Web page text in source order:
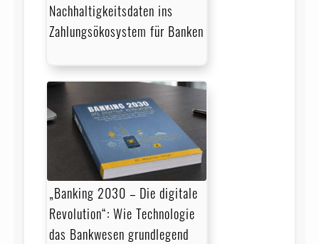
Nachhaltigkeitsdaten ins
Zahlungsökosystem für Banken
„Banking 2030 – Die digitale
Revolution“: Wie Technologie
das Bankwesen grundlegend